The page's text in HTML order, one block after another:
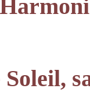
Soleil,